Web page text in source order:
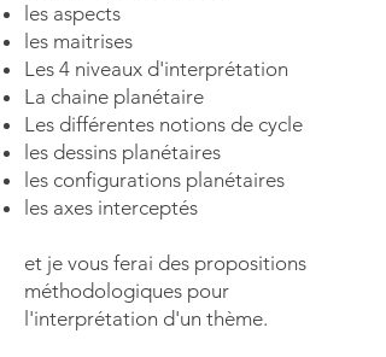
les aspects
les maitrises
Les 4 niveaux d'interprétation
La chaine planétaire
Les différentes notions de cycle
les dessins planétaires
les configurations planétaires
les axes interceptés
et je vous ferai des propositions
méthodologiques pour
l'interprétation d'un thème.